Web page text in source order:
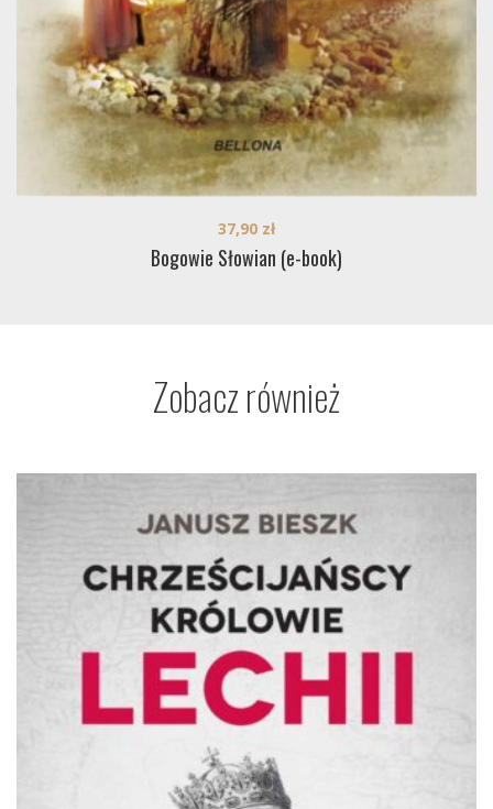
Bogowie Słowian (e-book)
37,90 zł
Zobacz również